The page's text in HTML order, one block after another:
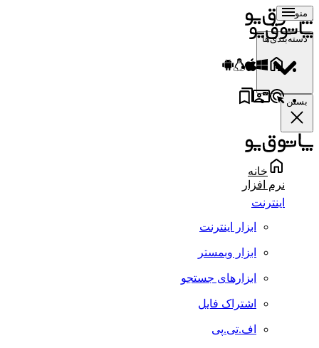
منو
دسته‌بندی‌ها
بستن
خانه
نرم افزار
اینترنت
ابزار اینترنت
ابزار وبمستر
ابزارهای جستجو
اشتراک فایل
اف.تی.پی